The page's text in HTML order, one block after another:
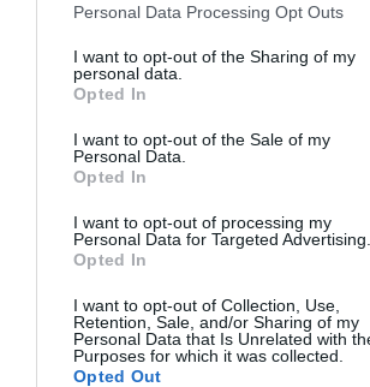
Personal Data Processing Opt Outs
I want to opt-out of the Sharing of my
personal data.
Opted In
I want to opt-out of the Sale of my
Personal Data.
Opted In
I want to opt-out of processing my
Personal Data for Targeted Advertising.
Opted In
I want to opt-out of Collection, Use,
Retention, Sale, and/or Sharing of my
Personal Data that Is Unrelated with
Purposes for which it was collected.
Opted Out